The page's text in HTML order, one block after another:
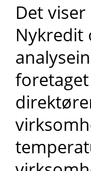
Det
Nykredit